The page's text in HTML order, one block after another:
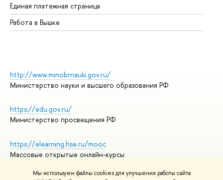
Мы используем файлы cookies для улучшения работы сайта
Единая платежная страница
Работа в Вышке
http://www.minobrnauki.gov.ru/
Министерство науки и высшего образования РФ
https://edu.gov.ru/
Министерство просвещения РФ
https://elearning.hse.ru/mooc
Массовые открытые онлайн-курсы